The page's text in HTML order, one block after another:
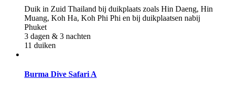
Duik in Zuid Thailand bij duikplaats zoals Hin Daeng, Hin
Muang, Koh Ha, Koh Phi Phi en bij duikplaatsen nabij
Phuket
3 dagen & 3 nachten
11 duiken
Burma Dive Safari A